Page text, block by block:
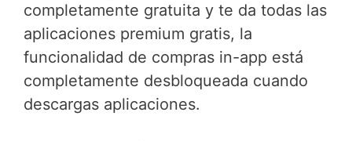
completamente gratuita y te da todas las
aplicaciones premium gratis, la
funcionalidad de compras in-app está
completamente desbloqueada cuando
descargas aplicaciones.